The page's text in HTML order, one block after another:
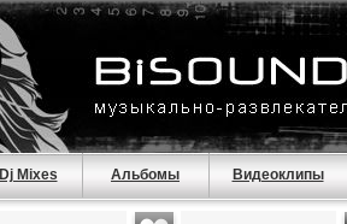
Dj Mixes Альбомы Видеоклипы